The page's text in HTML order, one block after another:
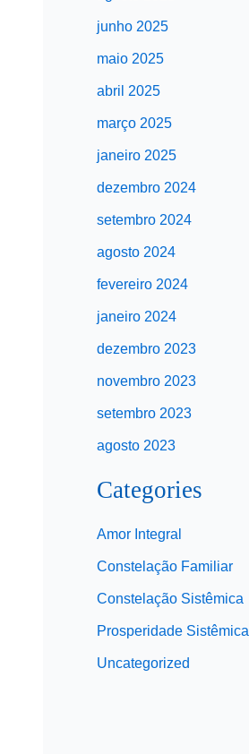
junho 2025
maio 2025
abril 2025
março 2025
janeiro 2025
dezembro 2024
setembro 2024
agosto 2024
fevereiro 2024
janeiro 2024
dezembro 2023
novembro 2023
setembro 2023
agosto 2023
Categories
Amor Integral
Constelação Familiar
Constelação Sistêmica
Prosperidade Sistêmica
Uncategorized